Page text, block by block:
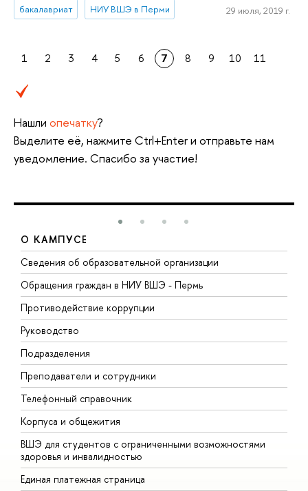
бакалавриат НИУ ВШЭ в Перми 29 июля, 2019 г.
1 2 3 4 5 6 7 8 9 10 11
Нашли опечатку?
Выделите её, нажмите Ctrl+Enter и отправьте нам
уведомление. Спасибо за участие!
О КАМПУСЕ
Сведения об образовательной организации
Обращения граждан в НИУ ВШЭ - Пермь
Противодействие коррупции
Руководство
Подразделения
Преподаватели и сотрудники
Телефонный справочник
Корпуса и общежития
ВШЭ для студентов с ограниченными возможностями
здоровья и инвалидностью
Единая платежная страница